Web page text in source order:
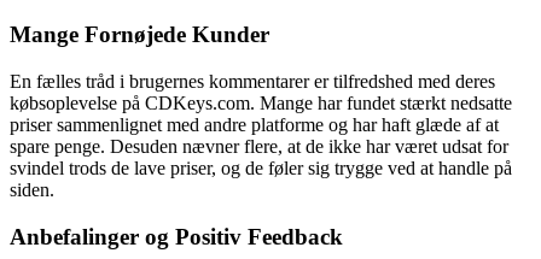
Mange Fornøjede Kunder
En fælles tråd i brugernes kommentarer er tilfredshed med deres
købsoplevelse på CDKeys.com. Mange har fundet stærkt nedsatte
priser sammenlignet med andre platforme og har haft glæde af at
spare penge. Desuden nævner flere, at de ikke har været udsat for
svindel trods de lave priser, og de føler sig trygge ved at handle på
siden.
Anbefalinger og Positiv Feedback